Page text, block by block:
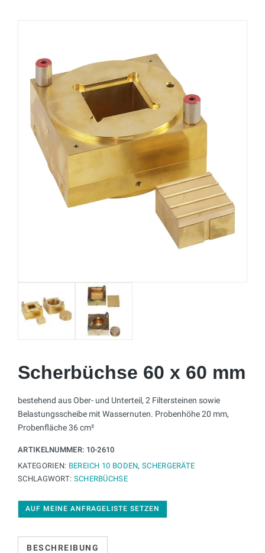
Scherbüchse 60 x 60 mm
bestehend aus Ober- und Unterteil, 2 Filtersteinen sowie
Belastungsscheibe mit Wassernuten. Probenhöhe 20 mm,
Probenfläche 36 cm²
ARTIKELNUMMER: 10-2610
KATEGORIEN: BEREICH 10 BODEN,SCHERGERÄTE
SCHLAGWORT: SCHERBÜCHSE
AUF MEINE ANFRAGELISTE SETZEN
BESCHREIBUNG